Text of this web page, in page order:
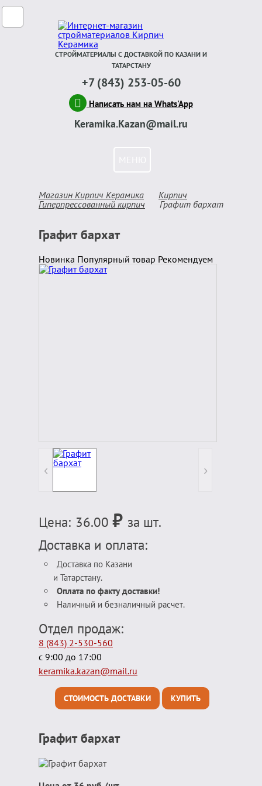
СТРОЙМАТЕРИАЛЫ С ДОСТАВКОЙ ПО КАЗАНИ И
ТАТАРСТАНУ
+7 (843) 253-05-60
Написать нам на Whats'App
Keramika.Kazan@mail.ru
Магазин Кирпич Керамика
Кирпич
Гиперпрессованный кирпич
Графит бархат
Графит бархат
Новинка Популярный товар Рекомендуем
‹ ›
Цена: 36.00 ₽ за шт.
Доставка и оплата:
Доставка по Казани
и Татарстану.
Оплата по факту доставки!
Наличный и безналичный расчет.
Отдел продаж:
8 (843) 2-530-560
с 9:00 до 17:00
keramika.kazan@mail.ru
СТОИМОСТЬ ДОСТАВКИ КУПИТЬ
Графит бархат